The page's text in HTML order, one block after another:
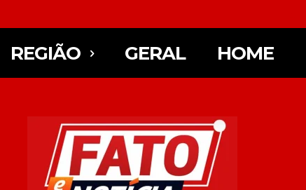
REGIÃO GERAL HOME